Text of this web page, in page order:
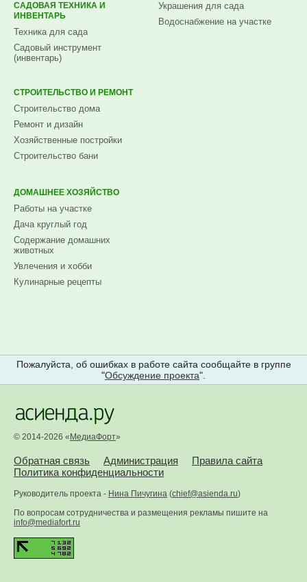
САДОВАЯ ТЕХНИКА И
ИНВЕНТАРЬ
Техника для сада
Садовый инструмент
(инвентарь)
Украшения для сада
Водоснабжение на участке
СТРОИТЕЛЬСТВО И РЕМОНТ
Строительство дома
Ремонт и дизайн
Хозяйственные постройки
Строительство бани
ДОМАШНЕЕ ХОЗЯЙСТВО
Работы на участке
Дача круглый год
Содержание домашних
животных
Увлечения и хобби
Кулинарные рецепты
Пожалуйста, об ошибках в работе сайта сообщайте в группе
"Обсуждение проекта".
© 2014-2026 « МедиаФорт»
Обратная связь Администрация
Правила сайта
Политика конфиденциальности
Руководитель проекта - Нина Пичугина (chief@asienda.ru)
По вопросам сотрудничества и размещения рекламы пишите на
info@mediafort.ru